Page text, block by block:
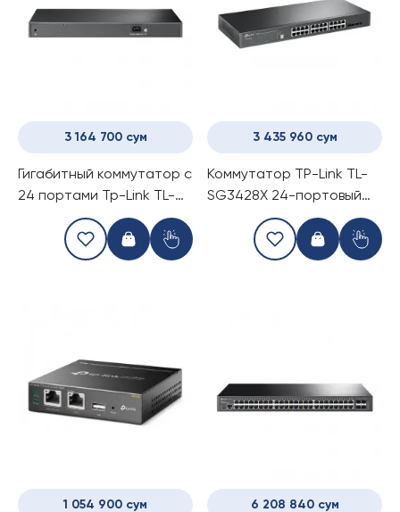
3 164 700 сум
Гигабитный коммутатор с
24 портами Tp-Link TL-
SG1428PE
3 435 960 сум
Коммутатор TP-Link TL-
SG3428X 24-портовый
1 054 900 сум 6 208 840 сум